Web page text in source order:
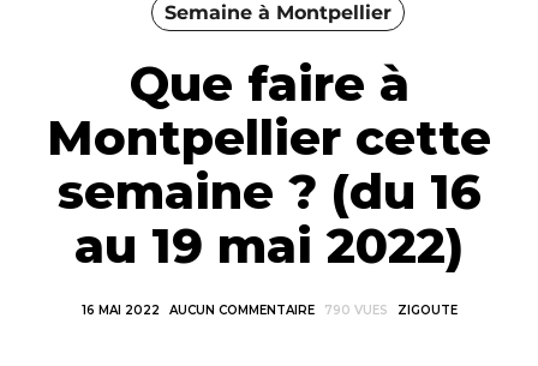
Semaine à Montpellier
Que faire à
Montpellier cette
semaine ? (du 16
au 19 mai 2022)
16 MAI 2022 AUCUN COMMENTAIRE 790 VUES ZIGOUTE